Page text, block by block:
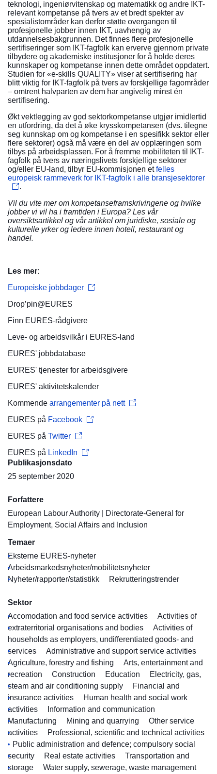
teknologi, ingeniørvitenskap og matematikk og andre IKT-
relevant kompetanse på tvers av et bredt spekter av
spesialistområder kan derfor støtte overgangen til
profesjonelle jobber innen IKT, uavhengig av
utdannelsesbakgrunnen. Det finnes flere profesjonelle
sertifiseringer som IKT-fagfolk kan erverve gjennom private
tilbydere og akademiske institusjoner for å holde deres
kunnskaper og kompetanse innen dette området oppdatert.
Studien for «e-skills QUALITY» viser at sertifisering har
blitt viktig for IKT-fagfolk på tvers av forskjellige fagområder
– omtrent halvparten av dem har angivelig minst én
sertifisering.
Økt vektlegging av god sektorkompetanse utgjør imidlertid
en utfordring, da det å øke krysskompetansen (dvs. tilegne
seg kunnskap om og kompetanse i en spesifikk sektor eller
flere sektorer) også må være en del av opplæringen som
tilbys på arbeidsplassen. For å fremme mobiliteten til IKT-
fagfolk på tvers av næringslivets forskjellige sektorer
og/eller EU-land, tilbyr EU-kommisjonen etfelles
europeisk rammeverk for IKT-fagfolk i alle bransjesektorer
.
Vil du vite mer om kompetanseframskrivingene og hvilke
jobber vi vil ha i framtiden i Europa? Les vår
oversiktsartikkel og vår artikkel om juridiske, sosiale og
kulturelle yrkerog ledere innen hotell, restaurant og
handel.
Les mer:
Europeiske jobbdager
Drop’pin@EURES
Finn EURES-rådgivere
Leve- og arbeidsvilkår i EURES-land
EURES' jobbdatabase
EURES' tjenester for arbeidsgivere
EURES' aktivitetskalender
Kommende arrangementer på nett
EURES på Facebook
EURES på Twitter
EURES på LinkedIn
Publikasjonsdato
25 september 2020
Forfattere
European Labour Authority
Directorate-General for
Employment, Social Affairs and Inclusion
Temaer
Eksterne EURES-nyheter
Arbeidsmarkedsnyheter/mobilitetsnyheter
Nyheter/rapporter/statistikk
Rekrutteringstrender
Sektor
Accomodation and food service activities
Activities of
extraterritorial organisations and bodies
Activities of
households as employers, undifferentiated goods- and
services
Administrative and support service activities
Agriculture, forestry and fishing
Arts, entertainment and
recreation
Construction Education
Electricity, gas,
steam and air conditioning supply
Financial and
insurance activities
Human health and social work
activities
Information and communication
Manufacturing
Mining and quarrying
Other service
activities
Professional, scientific and technical activities
Public administration and defence; compulsory social
security
Real estate activities
Transportation and
storage
Water supply, sewerage, waste management